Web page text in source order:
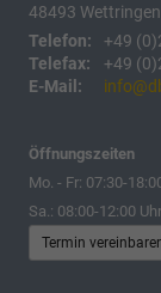
48493 Wettringen
Telefon:
+49
Telefax:
+49
E-Mail:
Öffnungszeiten
Mo. - Fr: 07:30-
Sa.: 08:00-12:00 Uhr
Termin